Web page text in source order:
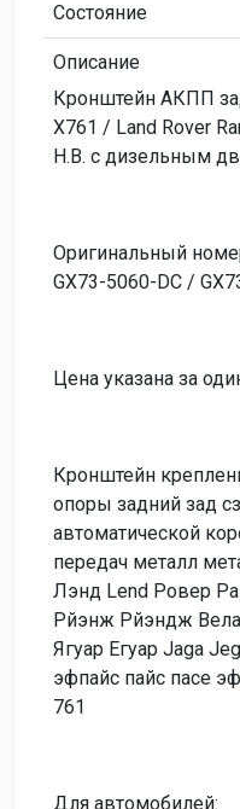
Состояние
Описание
Кронштейн АКПП
X761 / Land Rover
Н.В. с дизельным
Оригинальный
GX73-5060-DC /
Цена указана за
Кронштейн
опоры задний зад
автоматической
передач металл
Лэнд Lend Ровер
Рйэнж Рйэндж
Ягуар Егуар Jaga
эфпайс пайс пасе
761
Для автомобилей: